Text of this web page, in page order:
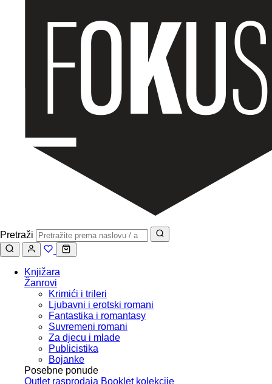
Pretraži
Knjižara
Žanrovi
Krimići i trileri
Ljubavni i erotski romani
Fantastika i romantasy
Suvremeni romani
Za djecu i mlade
Publicistika
Bojanke
Posebne ponude
Outlet rasprodaja Booklet kolekcije